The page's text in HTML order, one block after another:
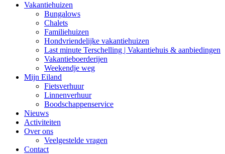
Vakantiehuizen
Bungalows
Chalets
Familiehuizen
Hondvriendelijke vakantiehuizen
Last minute Terschelling | Vakantiehuis & aanbiedingen
Vakantieboerderijen
Weekendje weg
Mijn Eiland
Fietsverhuur
Linnenverhuur
Boodschappenservice
Nieuws
Activiteiten
Over ons
Veelgestelde vragen
Contact